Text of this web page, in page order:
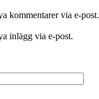
kommentarer via e-post.
inlägg via e-post.